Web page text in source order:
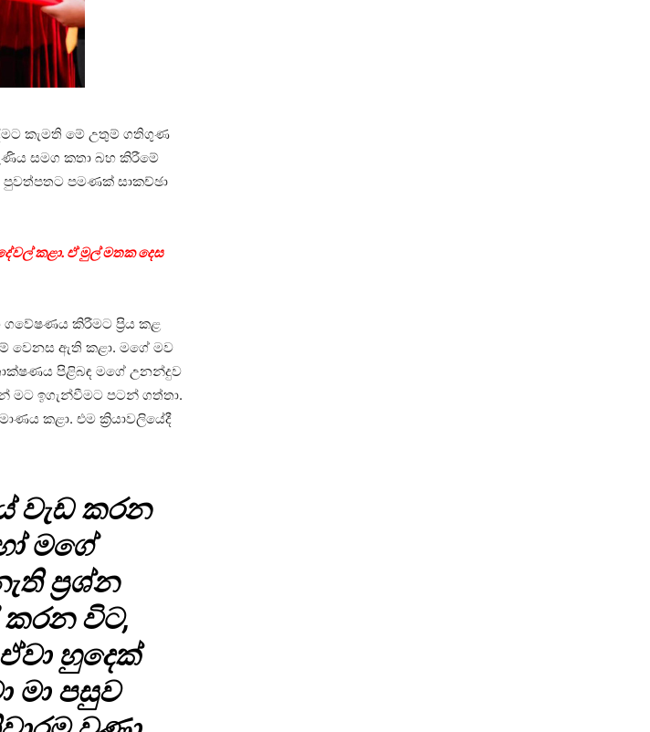
කැමති මේ උතුම් ගතිගුණ
සමග කතා බහ කිරීමේ
පුවත්පතට පමණක් සාකච්ඡා
කළා. ඒ මුල් මතක දෙස
ගවේෂණය කිරීමට ප්‍රිය කළ
වෙනස ඇති කළා. මගේ මව
පිළිබඳ මගේ උනන්දුව
මට ඉගැන්වීමට පටන් ගත්තා.
කළා. එම ක්‍රියාවලියේදී
වැඩ කරන
මගේ
ප්‍රශ්න
විට,
හුදෙක්
මා පසුව